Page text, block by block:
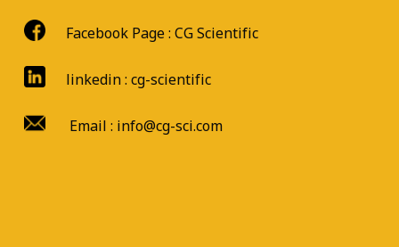
Facebook Page : CG Scientific
linkedin : cg-scientific
Email : info@cg-sci.com